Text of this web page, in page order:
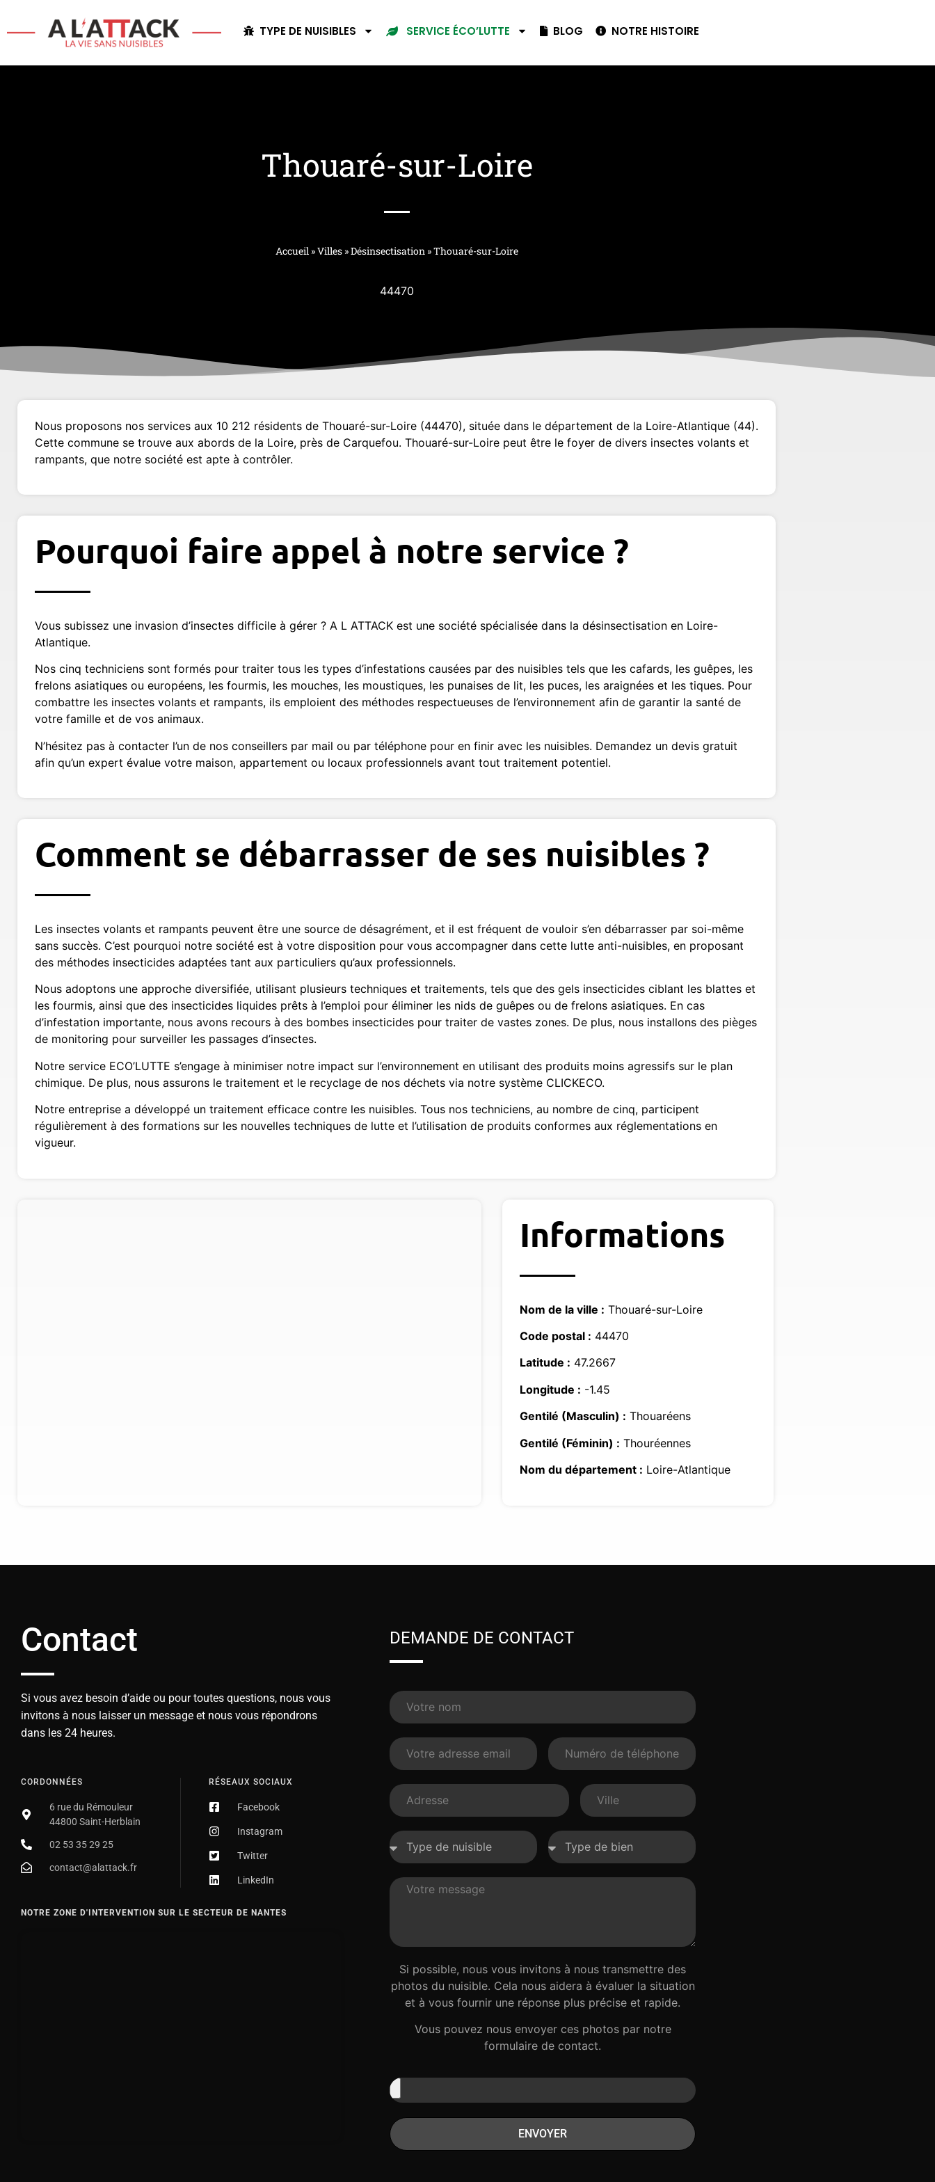
TYPE DE NUISIBLES SERVICE ÉCO’LUTTE BLOG NOTRE HISTOIRE
Thouaré-sur-Loire
Accueil»Villes»Désinsectisation»Thouaré-sur-Loire
44470
Nous proposons nos services aux 10 212 résidents de Thouaré-sur-Loire (44470), située dans le département de la Loire-Atlantique (44).
Cette commune se trouve aux abords de la Loire, près de Carquefou. Thouaré-sur-Loire peut être le foyer de divers insectes volants et
rampants, que notre société est apte à contrôler.
Pourquoi faire appel à notre service ?
Vous subissez une invasion d’insectes difficile à gérer ? A L ATTACK est une société spécialisée dans la désinsectisation en Loire-
Atlantique.
Nos cinq techniciens sont formés pour traiter tous les types d’infestations causées par des nuisibles tels que les cafards, les guêpes, les
frelons asiatiques ou européens, les fourmis, les mouches, les moustiques, les punaises de lit, les puces, les araignées et les tiques. Pour
combattre les insectes volants et rampants, ils emploient des méthodes respectueuses de l’environnement afin de garantir la santé de
votre famille et de vos animaux.
N’hésitez pas à contacter l’un de nos conseillers par mail ou par téléphone pour en finir avec les nuisibles. Demandez un devis gratuit
afin qu’un expert évalue votre maison, appartement ou locaux professionnels avant tout traitement potentiel.
Comment se débarrasser de ses nuisibles ?
Les insectes volants et rampants peuvent être une source de désagrément, et il est fréquent de vouloir s’en débarrasser par soi-même
sans succès. C’est pourquoi notre société est à votre disposition pour vous accompagner dans cette lutte anti-nuisibles, en proposant
des méthodes insecticides adaptées tant aux particuliers qu’aux professionnels.
Nous adoptons une approche diversifiée, utilisant plusieurs techniques et traitements, tels que des gels insecticides ciblant les blattes et
les fourmis, ainsi que des insecticides liquides prêts à l’emploi pour éliminer les nids de guêpes ou de frelons asiatiques. En cas
d’infestation importante, nous avons recours à des bombes insecticides pour traiter de vastes zones. De plus, nous installons des pièges
de monitoring pour surveiller les passages d’insectes.
Notre service ECO’LUTTE s’engage à minimiser notre impact sur l’environnement en utilisant des produits moins agressifs sur le plan
chimique. De plus, nous assurons le traitement et le recyclage de nos déchets via notre système CLICKECO.
Notre entreprise a développé un traitement efficace contre les nuisibles. Tous nos techniciens, au nombre de cinq, participent
régulièrement à des formations sur les nouvelles techniques de lutte et l’utilisation de produits conformes aux réglementations en
vigueur.
Informations
Nom de la ville : Thouaré-sur-Loire
Code postal : 44470
Latitude : 47.2667
Longitude : -1.45
Gentilé (Masculin) : Thouaréens
Gentilé (Féminin) : Thouréennes
Nom du département : Loire-Atlantique
Contact
Si vous avez besoin d’aide ou pour toutes questions, nous vous
invitons à nous laisser un message et nous vous répondrons
dans les 24 heures.
CORDONNÉES
6 rue du Rémouleur
44800 Saint-Herblain
02 53 35 29 25
contact@alattack.fr
RÉSEAUX SOCIAUX
Facebook
Instagram
Twitter
LinkedIn
NOTRE ZONE D'INTERVENTION SUR LE SECTEUR DE NANTES
DEMANDE DE CONTACT
Si possible, nous vous invitons à nous transmettre des
photos du nuisible. Cela nous aidera à évaluer la situation
et à vous fournir une réponse plus précise et rapide.
Vous pouvez nous envoyer ces photos par notre
formulaire de contact.
ENVOYER